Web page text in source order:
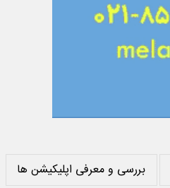
بررسی و معرفی اپلیکیشن ها